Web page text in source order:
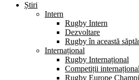
Știri
Intern
Rugby Intern
Dezvoltare
Rugby în această
Internațional
Rugby Internațional
Competiții
Rugby Europe